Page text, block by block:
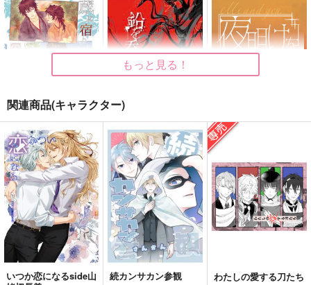
蔵に宿りし愛のたね
かずならで
1,100円（税込）
陸奥守吉行×肥前忠広
サンプル
作品詳細
鉛を呑む
玉の枝
1,007円（税込）
陸奥守吉行×肥前忠広
サンプル
作品詳細
夜明けをあなたと
あさまでのもうぜ
3,144円（税込）
陸奥守吉行×肥前忠広
サンプル
もっと見る！
関連商品(キャラクター)
いつか恋になるside山
続カンサカン参観
わたしの愛する刀たち